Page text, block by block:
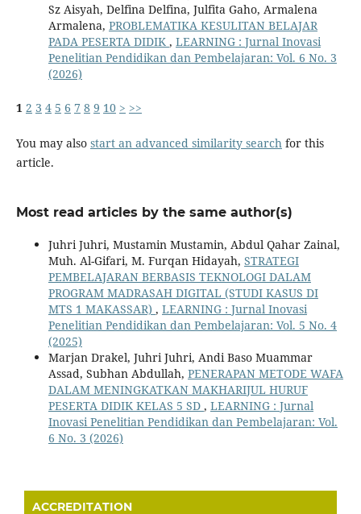
Sz Aisyah, Delfina Delfina, Julfita Gaho, Armalena
Armalena, PROBLEMATIKA KESULITAN BELAJAR
PADA PESERTA DIDIK , LEARNING : Jurnal Inovasi
Penelitian Pendidikan dan Pembelajaran: Vol. 6 No. 3
(2026)
1 2 3 4 5 6 7 8 9 10 > >>
You may also start an advanced similarity searchfor this
article.
Most read articles by the same author(s)
Juhri Juhri, Mustamin Mustamin, Abdul Qahar Zainal,
Muh. Al-Gifari, M. Furqan Hidayah, STRATEGI
PEMBELAJARAN BERBASIS TEKNOLOGI DALAM
PROGRAM MADRASAH DIGITAL (STUDI KASUS DI
MTS 1 MAKASSAR) , LEARNING : Jurnal Inovasi
Penelitian Pendidikan dan Pembelajaran: Vol. 5 No. 4
(2025)
Marjan Drakel, Juhri Juhri, Andi Baso Muammar
Assad, Subhan Abdullah, PENERAPAN METODE WAFA
DALAM MENINGKATKAN MAKHARIJUL HURUF
PESERTA DIDIK KELAS 5 SD , LEARNING : Jurnal
Inovasi Penelitian Pendidikan dan Pembelajaran: Vol.
6 No. 3 (2026)
ACCREDITATION